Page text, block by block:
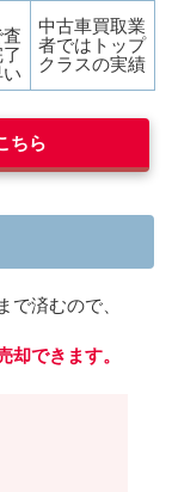
中古車買取業
者ではトップ
クラスの実績
ちら
で済むので、
できます。